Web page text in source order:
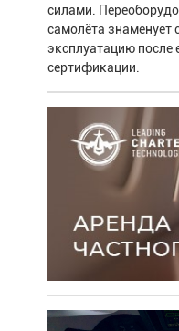
силами.
самолёта знаменует
эксплуатацию после
сертификации.